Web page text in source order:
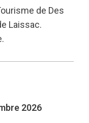
de Des
Laissac.
2026